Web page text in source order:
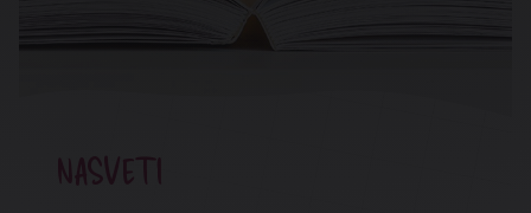
NASVETI